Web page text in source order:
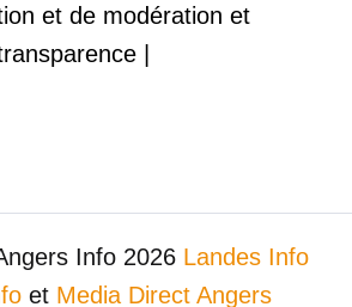
et de modération et
|
Info 2026 Landes Info
et Media Direct Angers